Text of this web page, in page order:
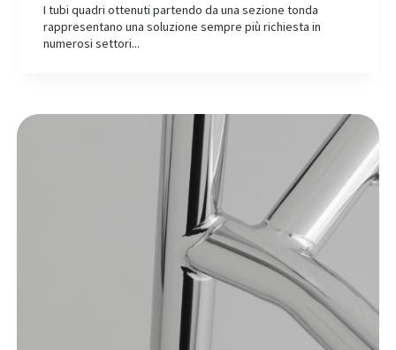
I tubi quadri ottenuti partendo da una sezione tonda
rappresentano una soluzione sempre più richiesta in
numerosi settori...